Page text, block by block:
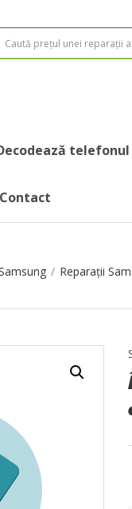
telefonul
Contact
/ Reparații